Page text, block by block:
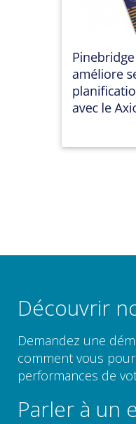
Découvrir
Demandez une
comment vous
performances de
Parler à un